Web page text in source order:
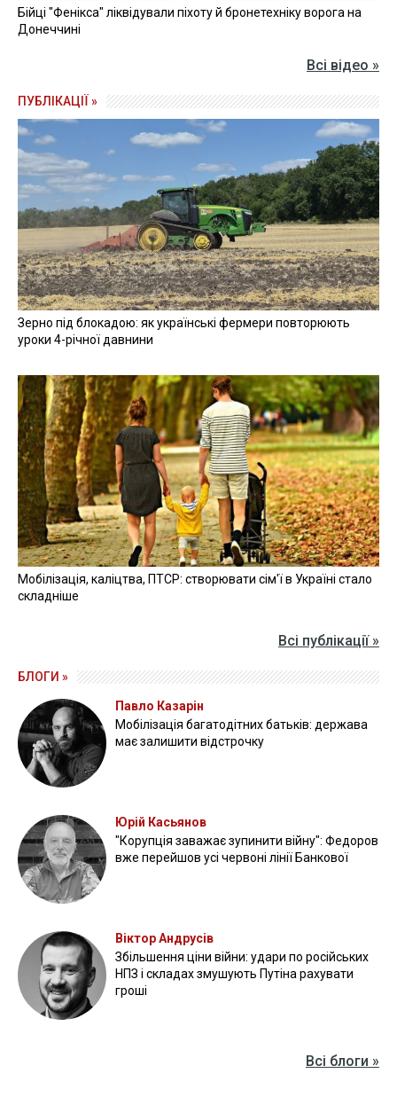
Бійці "Фенікса" ліквідували піхоту й бронетехніку ворога на
Донеччині
Всі відео »
ПУБЛІКАЦІЇ »
Зерно під блокадою: як українські фермери повторюють
уроки 4-річної давнини
Мобілізація, каліцтва, ПТСР: створювати сім'ї в Україні стало
складніше
Всі публікації »
БЛОГИ »
Павло Казарін
Мобілізація багатодітних батьків: держава
має залишити відстрочку
Юрій Касьянов
"Корупція заважає зупинити війну": Федоров
вже перейшов усі червоні лінії Банкової
Віктор Андрусів
Збільшення ціни війни: удари по російських
НПЗ і складах змушують Путіна рахувати
гроші
Всі блоги »